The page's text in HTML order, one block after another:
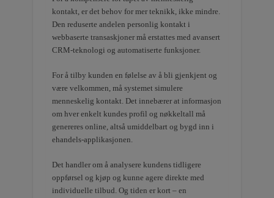
kontakt, er det behov for mer teknikk, ikke mindre.
Den reduserte andelen personlig kontakt i
webbaserte transaskjoner må erstattes med avansert
CRM-teknologi og automatiserte funksjoner.
For å tilby kunden en følelse av å bli gjenkjent og
være velkommen, må systemet simulere
menneskelig kontakt. Det innebærer at informasjon
om hver enkelt kundes profil og nøkkeltall må
genereres online, altså umiddelbart og bygd inn i
ehandels-applikasjonen.
Det handler om å analysere kundens tidligere
oppførsel og kjøp og kunne agere direkte med
individuelle tilbud. Og tiden er kort – en